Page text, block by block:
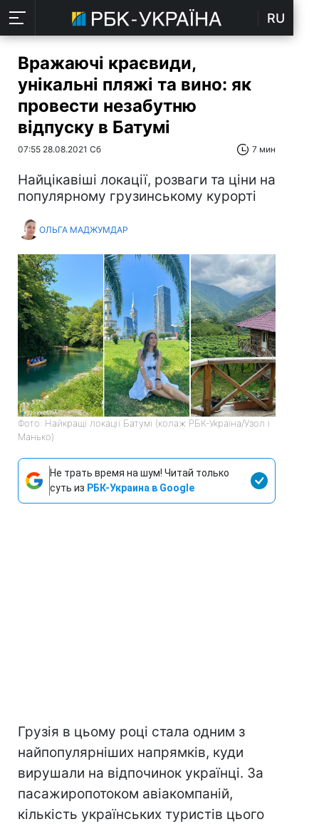
RU
Вражаючі краєвиди,
унікальні пляжі та вино: як
провести незабутню
відпуску в Батумі
07:55 28.08.2021 Сб 7 мин
Найцікавіші локації, розваги та ціни на
популярному грузинському курорті
ОЛЬГА МАДЖУМДАР
Фото: Найкращі локації Батумі (колаж РБК-Україна/Узол і
Манько)
Не трать время на шум! Читай только
суть из РБК-Украина в Google
Грузія в цьому році стала одним з
найпопулярніших напрямків, куди
вирушали на відпочинок українці. За
пасажиропотоком авіакомпаній,
кількість українських туристів цього